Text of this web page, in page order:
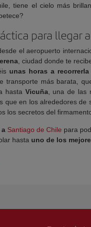
tiene el cielo más
para llegar
el aeropuerto
, ciudad donde te
unas horas a
transporte más barata,
hasta Vicuña, una de las
que en los alrededores
los secretos del
a Santiago de Chile para
hasta uno de los